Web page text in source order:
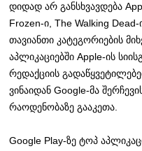
დიდად არ განსხვავდება
Frozen-ი, The Walking
თავიანთი კატეგორიების
აპლიკაციებში Apple-ის
რედაქციის
ვინაიდან Google-მა
რაოდენობაზე გააკეთა.
Google Play-ზე ტოპ